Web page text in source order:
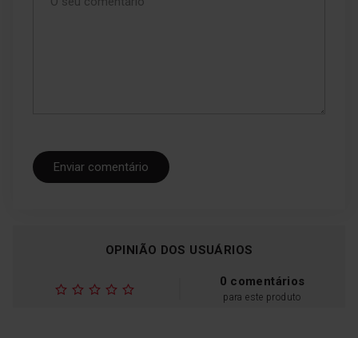
QuickStart
Enviar comentário
OPINIÃO DOS USUÁRIOS
0 comentários
para este produto